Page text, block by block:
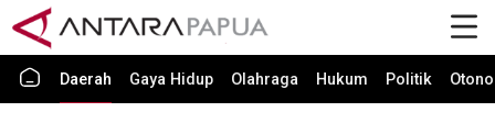
Daerah Gaya Hidup Olahraga Hukum Politik